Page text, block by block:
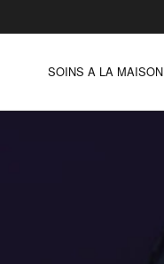
SOINS A LA MAISON